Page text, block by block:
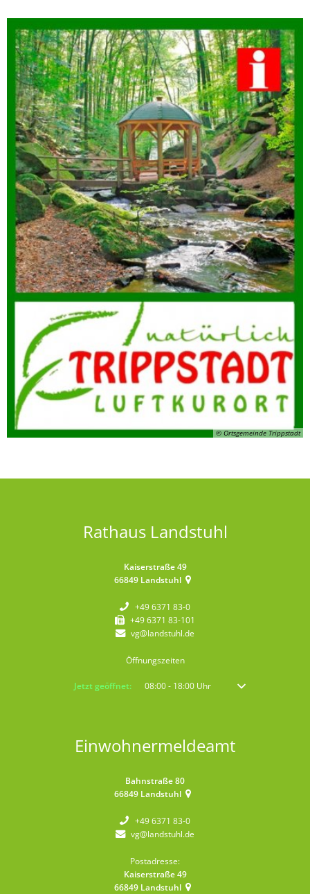
© Ortsgemeinde Trippstadt
Rathaus Landstuhl
Kaiserstraße 49
66849 Landstuhl
+49 6371 83-0
+49 6371 83-101
vg@landstuhl.de
Öffnungszeiten
Klicken, um weitere Öffnungs- oder Schließzeiten auszublenden
Jetzt geöffnet: 08:00- 18:00Uhr Von 08:00 bis 18:00
Einwohnermeldeamt
Bahnstraße 80
66849 Landstuhl
+49 6371 83-0
vg@landstuhl.de
Postadresse:
Kaiserstraße 49
66849 Landstuhl